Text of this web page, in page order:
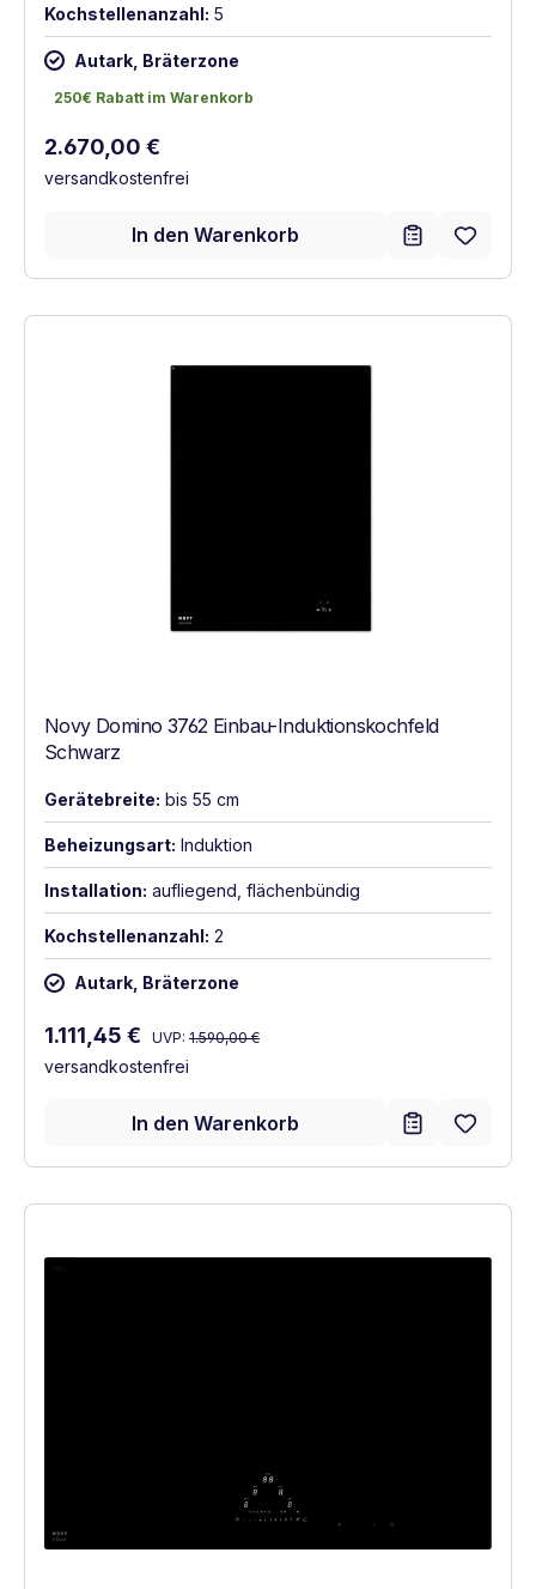
Kochstellenanzahl: 5
Autark, Bräterzone
250€ Rabatt im Warenkorb
250€ Rabatt im Warenkorb
Regulärer Preis:
2.670,00 €
versandkostenfrei
In den Warenkorb
Novy Domino 3762 Einbau-Induktionskochfeld
Schwarz
Gerätebreite: bis 55 cm
Beheizungsart: Induktion
Installation: aufliegend, flächenbündig
Kochstellenanzahl: 2
Autark, Bräterzone
Verkaufspreis:
1.111,45 € Regulärer Preis:
UVP: 1.590,00 €
versandkostenfrei
In den Warenkorb